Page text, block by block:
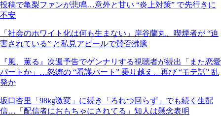
投稿で亀梨ファンが悲鳴…意外と甘い “炎上対策” で先行きに
不安
「社会のホワイト化は何も生まない」岸谷蘭丸、喫煙者が “迫
害されている” と私見アピールで賛否沸騰
『風、薫る』次週予告でゲンナリする視聴者が続出「また恋愛
パートか」…怒涛の “看護パート” 乗り越え、再び “モテ話” 乱
発か
坂口杏里「98kg激変」に続き「ろれつ回らず」でも続く生配
信…「配信者におもちゃにされてる」知人は懸念表明